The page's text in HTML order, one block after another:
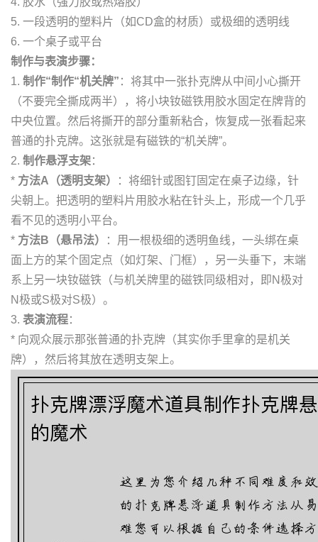
5. 一段透明的塑料片（如CD盒的材质）或极细的透明线
6. 一个桌子或平台
制作与表演步骤：
1. 制作“制作“机关牌” ：将其中一张扑克牌从中间小心撕开
（不要完全撕成两半），将小块钕磁铁用胶水固定在牌背的
中央位置。然后将撕开的部分重新粘合，恢复成一张看起来
普通的扑克牌。这张就是有磁铁的“机关牌”。
2. 制作悬浮支架：
* 方法A（透明支架）
：将细针或图钉固定在桌子边缘，针
尖朝上。把透明的塑料片用胶水粘在针头上，形成一个几乎
看不见的透明小平台。
* 方法B（悬吊法）
：用一根极细的透明鱼线，一头绑在桌
面上方的某个固定点（如灯架、门框），另一头垂下，末端
系上另一块钕磁铁（与机关牌里的磁铁同级相对，即N极对
N极或S极对S极）。
3. 表演流程：
* 向观众展示那张普通的扑克牌（其实你手里拿的是机关
牌），然后将其放在透明支架上。